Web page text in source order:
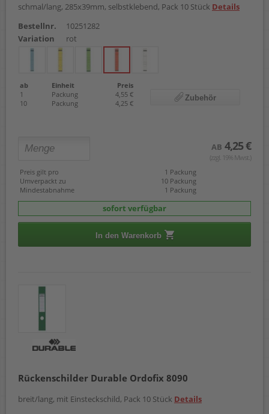
schmal/lang, 285x39mm, selbstklebend, Pack 10 Stück Details
Bestellnr.
10251282
Variation
rot
ab Einheit
Preis
1
Packung
4,55 €
10
Packung 4,25 €
Zubehör
AB 4,25 €
(zzgl. 19% Mwst.)
Preis gilt pro
1 Packung
Umverpackt zu
10 Packung
Mindestabnahme
1 Packung
sofort verfügbar
In den Warenkorb
Rückenschilder Durable Ordofix 8090
breit/lang, mit Einsteckschild, Pack 10 Stück Details